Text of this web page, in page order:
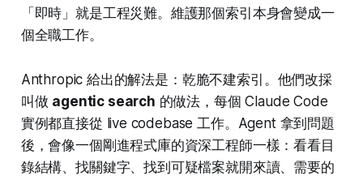
「即時」就是工程災難。維護那個索引本身會變成一
個全職工作。
Anthropic 給出的解法是：乾脆不建索引。他們改採
叫做 agentic search 的做法，每個 Claude Code
實例都直接從 live codebase 工作。Agent 拿到問題
後，會像一個剛進程式庫的資深工程師一樣：看看目
錄結構、找關鍵字、找到可疑檔案就開來讀、需要的